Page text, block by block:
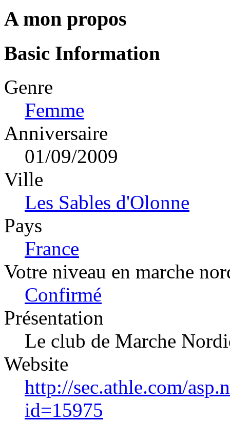
A mon propos
Basic Information
Genre
Femme
Anniversaire
01/09/2009
Ville
Les Sables d'Olonne
Pays
France
Votre niveau en marche
Confirmé
Présentation
Le club de Marche
Website
http://sec.athle.com/
id=15975